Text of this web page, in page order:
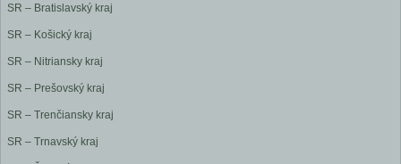
SR – Bratislavský kraj
SR – Košický kraj
SR – Nitriansky kraj
SR – Prešovský kraj
SR – Trenčiansky kraj
SR – Trnavský kraj